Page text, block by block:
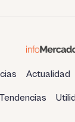
Actualidad
Tendencias